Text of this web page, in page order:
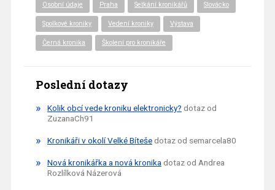
Osobní údaje Praha Setkání kronikářů Slovácko
Spolkové kroniky Vedení kroniky Výstava
Černá kronika Školení pro kronikáře
Poslední dotazy
Kolik obcí vede kroniku elektronicky? dotaz od
ZuzanaCh91
Kronikáři v okolí Velké Bítešedotaz od semarcela80
Nová kronikářka a nová kronika dotaz od Andrea
Rozlílková Názerová